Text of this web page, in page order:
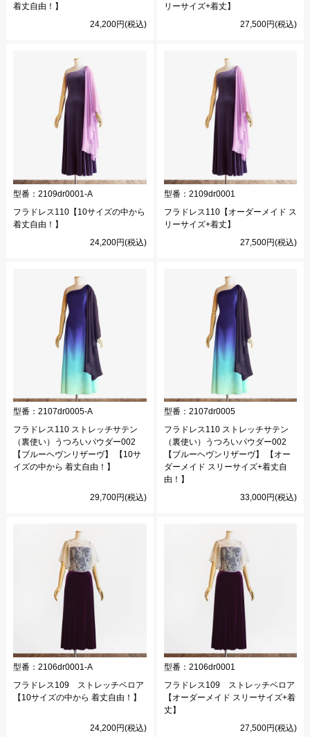
着丈自由！】
24,200円(税込)
リーサイズ+着丈】
27,500円(税込)
型番： 2109dr0001-A
フラドレス110【10サイズの中から
着丈自由！】
24,200円(税込)
型番： 2109dr0001
フラドレス110【オーダーメイド ス
リーサイズ+着丈】
27,500円(税込)
型番： 2107dr0005-A
フラドレス110 ストレッチサテン
（裏使い）うつろいパウダー002
【ブルーヘヴンリザーヴ】 【10サ
イズの中から 着丈自由！】
29,700円(税込)
型番： 2107dr0005
フラドレス110 ストレッチサテン
（裏使い）うつろいパウダー002
【ブルーヘヴンリザーヴ】 【オー
ダーメイド スリーサイズ+着丈自
由！】
33,000円(税込)
型番： 2106dr0001-A
フラドレス109 ストレッチベロア
【10サイズの中から 着丈自由！】
24,200円(税込)
型番： 2106dr0001
フラドレス109 ストレッチベロア
【オーダーメイド スリーサイズ+着
丈】
27,500円(税込)